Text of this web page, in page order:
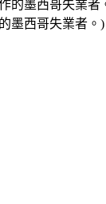
墨西哥失業者。)